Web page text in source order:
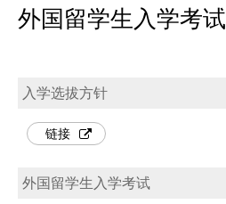
外国留学生入学考试
入学选拔方针
链接
外国留学生入学考试